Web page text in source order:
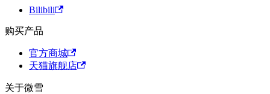
Bilibili
购买产品
官方商城
天猫旗舰店
关于微雪